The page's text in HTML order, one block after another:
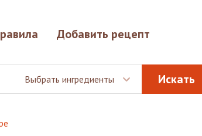
Добавить рецепт
Выбрать ингредиенты